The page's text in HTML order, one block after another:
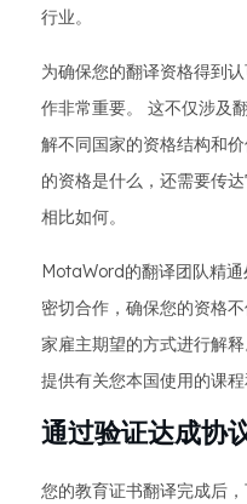
行业。
为确保您的翻译资格得到
作非常重要。 这不仅涉及
解不同国家的资格结构和
的资格是什么，还需要传
相比如何。
MotaWord的翻译团队精
密切合作，确保您的资格
家雇主期望的方式进行解
提供有关您本国使用的课
通过验证达成协
您的教育证书翻译完成后